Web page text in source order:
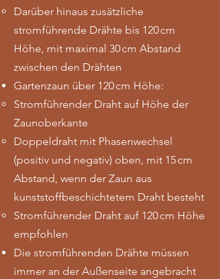
Batteriegerät gewählt werden.
Elektrozaun- Konfigurator
Darüber hinaus zusätzliche
stromführende Drähte bis 120 cm
Höhe, mit maximal 30 cm Abstand
zwischen den Drähten
Gartenzaun über 120 cm Höhe:
Stromführender Draht auf Höhe der
Zaunoberkante
Doppeldraht mit Phasenwechsel
(positiv und negativ) oben, mit 15 cm
Abstand, wenn der Zaun aus
kunststoffbeschichtetem Draht besteht
Stromführender Draht auf 120 cm Höhe
empfohlen
Die stromführenden Drähte müssen
immer an der Außenseite angebracht